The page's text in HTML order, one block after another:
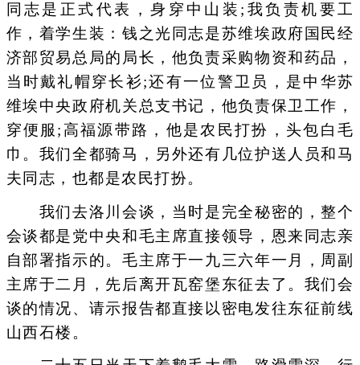
同志是正式代表，身穿中山装;我负责机要工
作，着学生装：钱之光同志是苏维埃政府国民经
济部贸易总局的局长，他负责采购物资和药品，
当时戴礼帽穿长衫;还有一位警卫员，是中华苏
维埃中央政府机关总支书记，他负责保卫工作，
穿便服;高福源带路，他是农民打扮，头包白毛
巾。我们全都骑马，另外还有几位护送人员和马
夫同志，也都是农民打扮。
我们去洛川会谈，当时是完全秘密的，整个
会谈都是党中央和毛主席直接领导，恩来同志亲
自部署指示的。毛主席于一九三六年一月，周副
主席于二月，先后离开瓦窑堡东征去了。我们会
谈的情况、请示报告都直接以密电发往东征前线
山西石楼。